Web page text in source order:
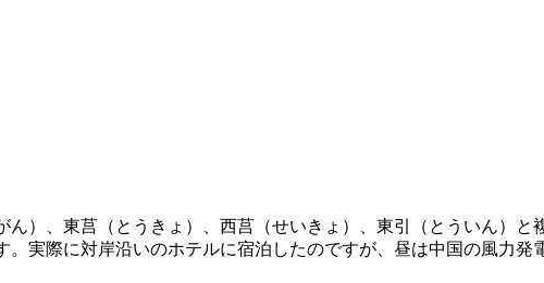
）、東莒（とうきょ）、西莒（せいきょ）、東引（とういん）
実際に対岸沿いのホテルに宿泊したのですが、昼は中国の風力